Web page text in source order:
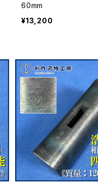
60mm
¥13,200